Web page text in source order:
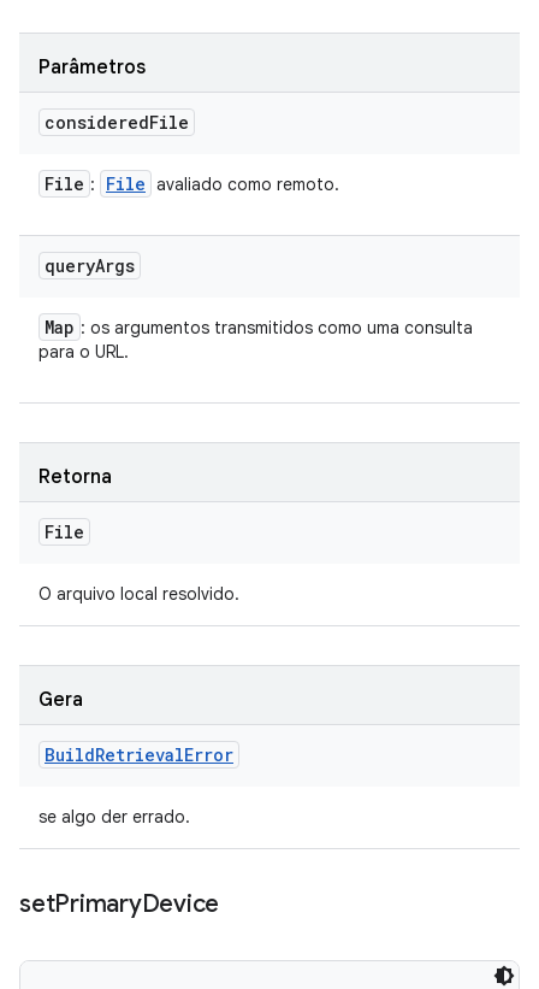
Parâmetros
consideredFile
File : File avaliado como remoto.
queryArgs
Map : os argumentos transmitidos como uma consulta
para o URL.
Retorna
File
O arquivo local resolvido.
Gera
BuildRetrievalError
se algo der errado.
setPrimaryDevice